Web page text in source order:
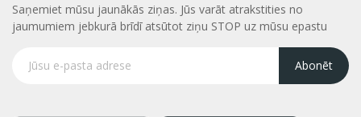
Saņemiet mūsu jaunākās ziņas. Jūs varāt atrakstities no
jaumumiem jebkurā brīdī atsūtot ziņu STOP uz mūsu epastu
Abonēt